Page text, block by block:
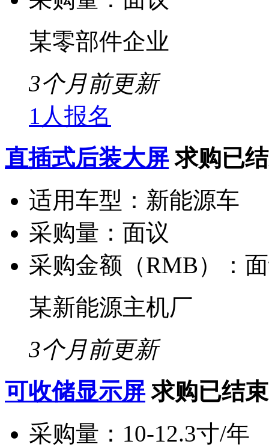
某零部件企业
3个月前更新
1人报名
直插式后装大屏 求购已
适用车型： 新能源车
采购量： 面议
采购金额（RMB）：
某新能源主机厂
3个月前更新
可收储显示屏 求购已结束
采购量： 10-12.3寸/年